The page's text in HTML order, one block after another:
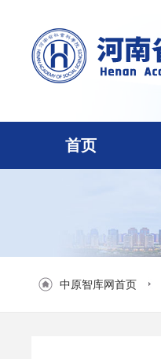
首页
中原智库网首页